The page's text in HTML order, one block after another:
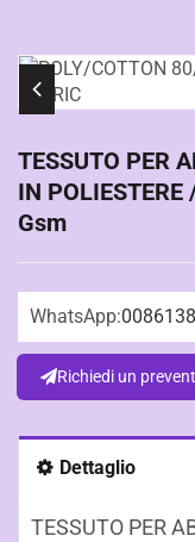
TESSUTO PER
IN
Gsm
WhatsApp:
Richiedi un
Dettaglio
TESSUTO PER